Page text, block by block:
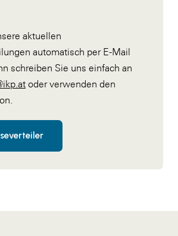
aktuellen
automatisch per E-Mail
schreiben Sie uns einfach an
oder verwenden den